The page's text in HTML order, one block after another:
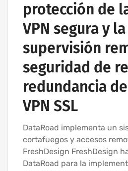
protección de
VPN segura y la
supervisión
seguridad de
redundancia
VPN SSL
DataRoad implementa un
cortafuegos y accesos
FreshDesign FreshDesign
DataRoad para la